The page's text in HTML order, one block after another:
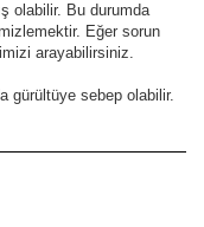
olabilir. Bu durumda
Eğer sorun
arayabilirsiniz.
gürültüye sebep olabilir.